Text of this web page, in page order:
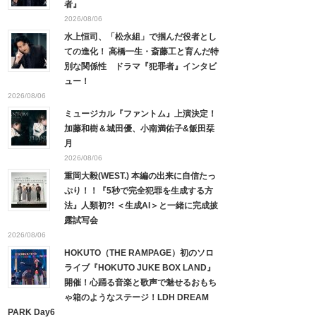
者』
2026/08/06
水上恒司、「松永組」で掴んだ役者とし
ての進化！ 高橋一生・斎藤工と育んだ特
別な関係性 ドラマ『犯罪者』インタビ
ュー！
2026/08/06
ミュージカル『ファントム』上演決定！
加藤和樹＆城田優、小南満佑子&飯田栞
月
2026/08/06
重岡大毅(WEST.) 本編の出来に自信たっ
ぷり！！『5秒で完全犯罪を生成する方
法』人類初?! ＜生成AI＞と一緒に完成披
露試写会
2026/08/06
HOKUTO（THE RAMPAGE）初のソロ
ライブ『HOKUTO JUKE BOX LAND』
開催！心踊る音楽と歌声で魅せるおもち
ゃ箱のようなステージ！LDH DREAM
PARK Day6